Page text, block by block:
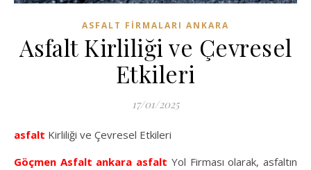
ASFALT FIRMALARI ANKARA
Asfalt Kirliliği ve Çevresel
Etkileri
17/01/2025
asfalt Kirliliği ve Çevresel Etkileri
Göçmen Asfalt ankara asfalt Yol Firması olarak, asfaltın